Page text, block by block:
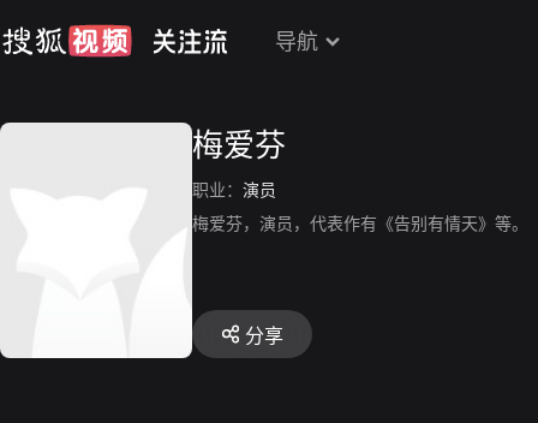
导航
梅爱芬
职业： 演员
梅爱芬，演员，代表作有《告别有情天》等。
分享